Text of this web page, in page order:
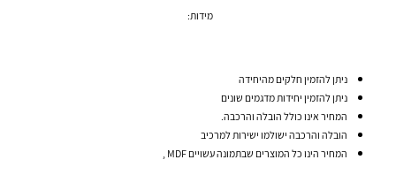
מידות:
ניתן להזמין חלקים מהיחידה
ניתן להזמין יחידות מדגמים שונים
המחיר אינו כולל הובלה והרכבה.
הובלה והרכבה ישולמו ישירות למרכיב
המחיר הינו כל המוצרים שבתמונה עשויים MDF ,